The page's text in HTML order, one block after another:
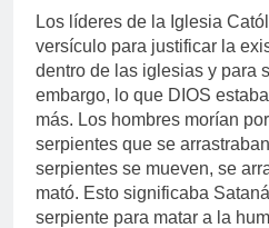
Los líderes de la Iglesia
versículo para justificar la
dentro de las iglesias y para
embargo, lo que DIOS
más. Los hombres morían
serpientes que se
serpientes se mueven, se
mató. Esto significaba
serpiente para matar a la